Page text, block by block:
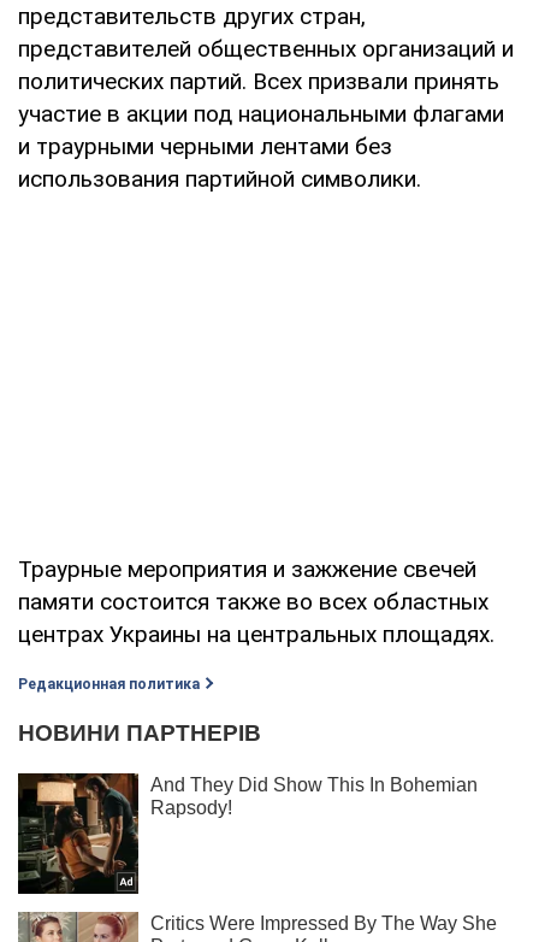
представительств других стран,
представителей общественных организаций и
политических партий. Всех призвали принять
участие в акции под национальными флагами
и траурными черными лентами без
использования партийной символики.
Траурные мероприятия и зажжение свечей
памяти состоится также во всех областных
центрах Украины на центральных площадях.
Редакционная политика